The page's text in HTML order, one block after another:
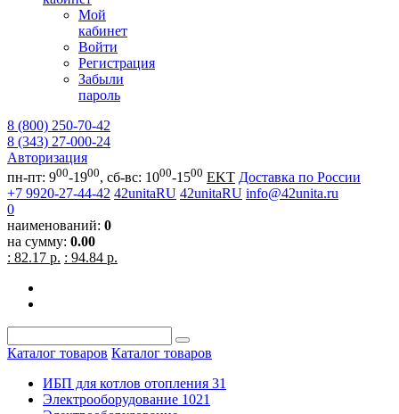
Мой
кабинет
Войти
Регистрация
Забыли
пароль
8 (800) 250-70-42
8 (343) 27-000-24
Авторизация
пн-пт: 900-1900, сб-вс: 1000-1500 EKT Доставка по России
+7 9920-27-44-42 42unitaRU 42unitaRU info@42unita.ru
0
наименований: 0
на сумму: 0.00
: 82.17 р. : 94.84 р.
Каталог товаров Каталог товаров
ИБП для котлов отопления 31
Электрооборудование 1021